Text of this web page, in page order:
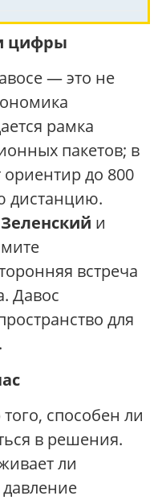
цифры
— это не
рамка
пакетов; в
ориентир до 800
дистанцию.
и
встреча
Давос
для
способен ли
в решения.
ли